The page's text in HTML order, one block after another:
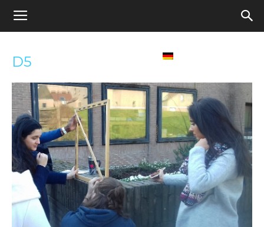
Appel
pour
une
école
démocratique
D5